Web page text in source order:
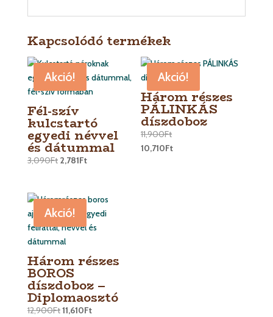
Kapcsolódó termékek
Akció!
Fél-szív
kulcstartó
egyedi névvel
és dátummal
3,090Ft 2,781Ft
Akció!
Három részes
PÁLINKÁS
díszdoboz
11,900Ft
10,710Ft
Akció!
Három részes
BOROS
díszdoboz –
Diplomaosztó
12,900Ft11,610Ft